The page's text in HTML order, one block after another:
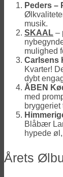
Peders
musik.
SKAAL –
mulighed
Carlsens
Kvarter!
dybt
ÅBEN
med
Blåbær
hypede
Årets